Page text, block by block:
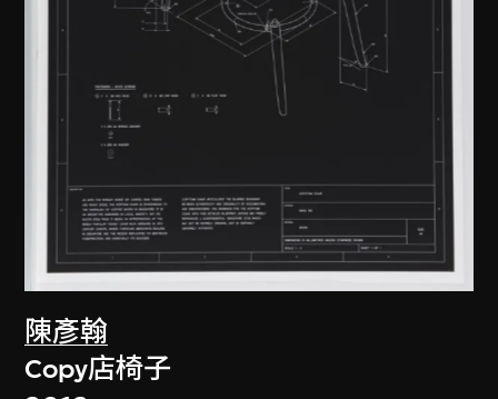
陳彥翰
Copy店椅子